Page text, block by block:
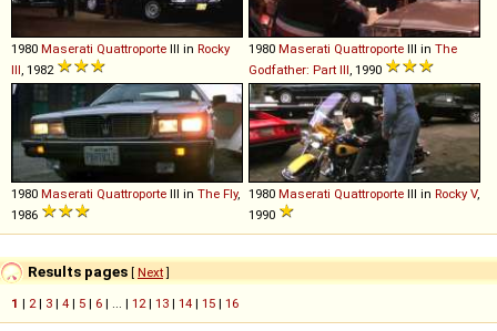
1980 Maserati Quattroporte III in Rocky
III, 1982
1980 Maserati Quattroporte III in The
Godfather: Part III, 1990
1980 Maserati Quattroporte III in The Fly,
1986
1980 Maserati Quattroporte III in Rocky V,
1990
Results pages [ Next]
1 | 2| 3 | 4 | 5 | 6 | ... | 12| 13 | 14 | 15 | 16